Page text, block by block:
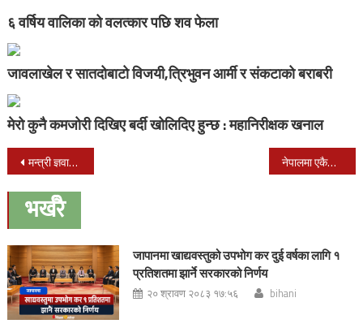
६ वर्षिय वालिका को वलत्कार पछि शव फेला
जावलाखेल र सातदोबाटो विजयी,त्रिभुवन आर्मी र संकटाको बराबरी
मेरो कुनै कमजोरी दिखिए बर्दी खोलिदिए हुन्छ : महानिरीक्षक खनाल
Post
navigation
मन्त्री ज्ञवालीको पहलमा गुल्मीमा अक्सिजन प्लान्ट र आईसीयू निर्माण हुने नेपालमा एकैदिन ८ हजार २०३ जना संक्रमित थपिए,१९६ जनाको मृत्यु
भर्खरै
जापानमा खाद्यवस्तुको उपभोग कर दुई वर्षका लागि १
प्रतिशतमा झार्ने सरकारको निर्णय
२० श्रावण २०८३ १७:५६ bihani